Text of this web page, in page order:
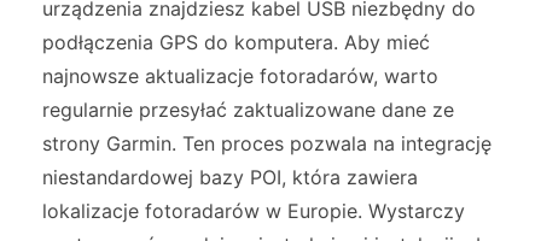
urządzenia znajdziesz kabel USB niezbędny do
podłączenia GPS do komputera. Aby mieć
najnowsze aktualizacje fotoradarów, warto
regularnie przesyłać zaktualizowane dane ze
strony Garmin. Ten proces pozwala na integrację
niestandardowej bazy POI, która zawiera
lokalizacje fotoradarów w Europie. Wystarczy